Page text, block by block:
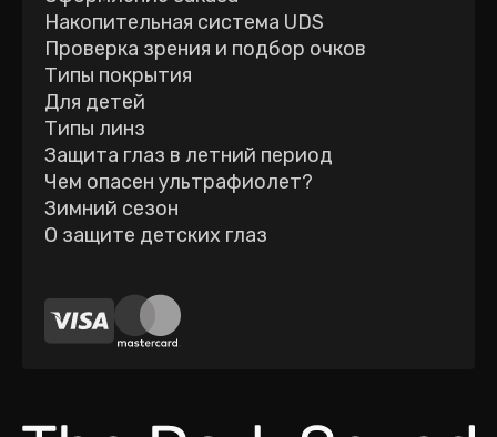
Накопительная система UDS
Проверка зрения и подбор очков
Типы покрытия
Для детей
Типы линз
Защита глаз в летний период
Чем опасен ультрафиолет?
Зимний сезон
О защите детских глаз